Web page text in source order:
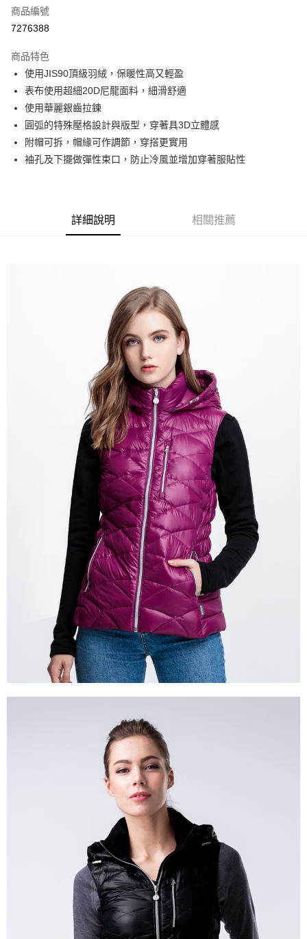
超商取貨付款
街口支付
悠遊付
AFTEE先享後付
相關說明
【關於「AFTEE先享後付」】
AFTEE先享後付是「在收到商品之後才付款」的支付方式。 讓您購物簡單
３．安心：先確認商品／服務後，再付款。
３．收到繳費通知簡訊後14天內，點擊此簡訊中的連結，可透過四大超商／
ATM／網路銀行／等多元方式進行付款，方視為交易完成。
※ 請注意：結帳手續完成當下不需立刻繳費，但若您需要取消訂單，請聯絡
購買商品的店家。未經商家同意取消之訂單仍視為有效，需透過AFTEE先享
※ 交易是否成功請以「AFTEE先享後付 」之結帳頁面顯示為準，若有關於
是否繳費成功／繳費後需取消欲退款等相關疑問，請聯繫「AFTEE先享後付
https://netprotections.freshdesk.com/support/home
１．透過由恩沛科技股份有限公司提供之「AFTEE先享後付」服務完成之交
易，需依本服務之必要範圍內提供個人資料，並將交易相關給付款項請求債
權轉讓予恩沛科技股份有限公司。
２．關於個人資料處理事宜，請瀏覽以下網址：
https://aftee.tw/terms/#terms3
３．未成年的使用者請事先徵得法定代理人或監護人之同意方可使用
「AFTEE先享後付」，若未經同意申辦者引起之損失，本公司不負相關責
４．使用「AFTEE先享後付」時，將依據個別帳號之用戶狀況，依本公司即
時審查核予不同之上限額度；若仍有額度不足之情形，本公司將視審查結果
請求用戶進行身份認證。
５．嚴禁一人註冊多個帳號或使用他人資訊註冊。若發現惡意使用之情形，
恩沛科技股份有限公司將有權停止該用戶之使用額度並採取法律行動。
每筆NT$80，滿NT$800(含以上)免運費
付款後全家取貨
每筆NT$80，滿NT$800(含以上)免運費
每筆NT$100，滿NT$699(含以上)免運費
每筆NT$80，滿NT$800(含以上)免運費
每筆NT$100，滿NT$699(含以上)免運費
每筆NT$100，滿NT$800(含以上)免運費
每筆NT$70，滿NT$800(含以上)免運費
付款後門市自取
商品編號
7276388
商品特色
使用JIS90頂級羽絨，保暖性高又輕盈
表布使用超細20D尼龍面料，細滑舒適
使用華麗銀齒拉鍊
圓弧的特殊壓格設計與版型，穿著具3D立體感
附帽可拆，帽緣可作調節，穿搭更實用
袖孔及下擺做彈性束口，防止冷風並增加穿著服貼性
詳細說明 相關推薦